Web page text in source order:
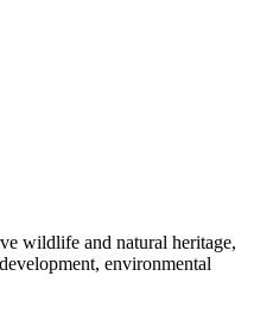
wildlife and natural heritage,
environmental